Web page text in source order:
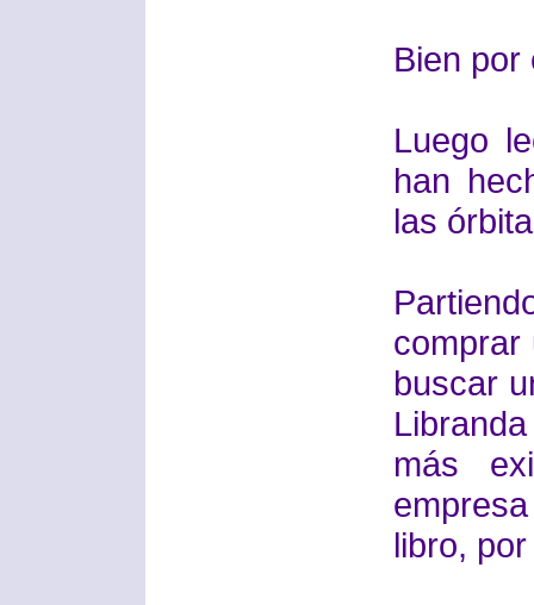
Bien por
Luego
han
las
comprar
buscar
más
libro,